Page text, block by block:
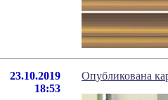
23.10.2019
18:53
Опубликована